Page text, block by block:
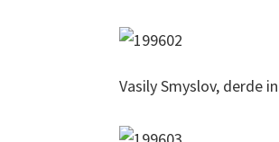
Vasily Smyslov, derde